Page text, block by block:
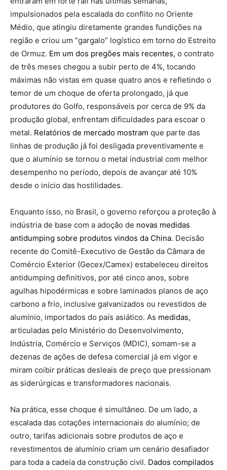
impulsionados pela escalada do conflito no Oriente
Médio, que atingiu diretamente grandes fundições na
região e criou um “gargalo” logístico em torno do Estreito
de Ormuz. Em um dos pregões mais recentes, o contrato
de três meses chegou a subir perto de 4%, tocando
máximas não vistas em quase quatro anos e refletindo o
temor de um choque de oferta prolongado, já que
produtores do Golfo, responsáveis por cerca de 9% da
produção global, enfrentam dificuldades para escoar o
metal. Relatórios de mercado mostram que parte das
linhas de produção já foi desligada preventivamente e
que o alumínio se tornou o metal industrial com melhor
desempenho no período, depois de avançar até 10%
desde o início das hostilidades.
Enquanto isso, no Brasil, o governo reforçou a proteção à
indústria de base com a adoção de novas medidas
antidumping sobre produtos vindos da China. Decisão
recente do Comitê-Executivo de Gestão da Câmara de
Comércio Exterior (Gecex/Camex) estabeleceu direitos
antidumping definitivos, por até cinco anos, sobre
agulhas hipodérmicas e sobre laminados planos de aço
carbono a frio, inclusive galvanizados ou revestidos de
alumínio, importados do país asiático. As medidas,
articuladas pelo Ministério do Desenvolvimento,
Indústria, Comércio e Serviços (MDIC), somam-se a
dezenas de ações de defesa comercial já em vigor e
miram coibir práticas desleais de preço que pressionam
as siderúrgicas e transformadores nacionais.
Na prática, esse choque é simultâneo. De um lado, a
escalada das cotações internacionais do alumínio; de
outro, tarifas adicionais sobre produtos de aço e
revestimentos de alumínio criam um cenário desafiador
para toda a cadeia da construção civil. Dados compilados